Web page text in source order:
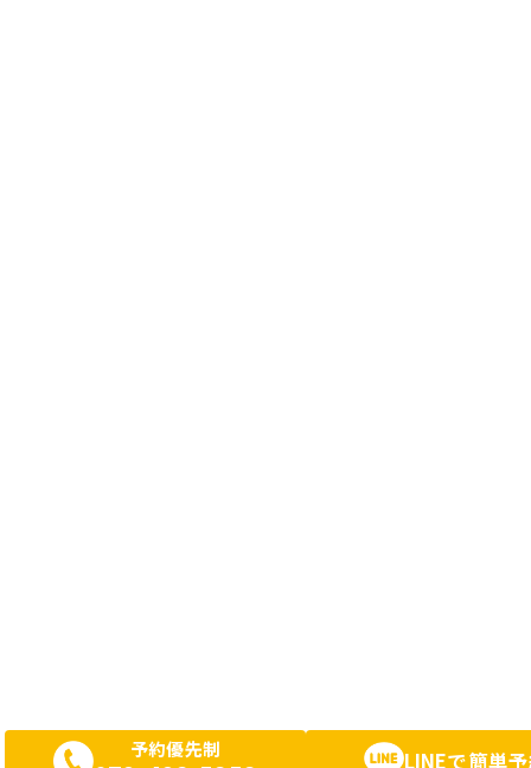
予約優先制 LINEで簡単